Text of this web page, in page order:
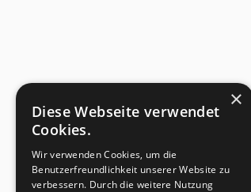
×
Diese Webseite verwendet
Cookies.
Wir verwenden Cookies, um die
Benutzerfreundlichkeit unserer Website zu
verbessern. Durch die weitere Nutzung